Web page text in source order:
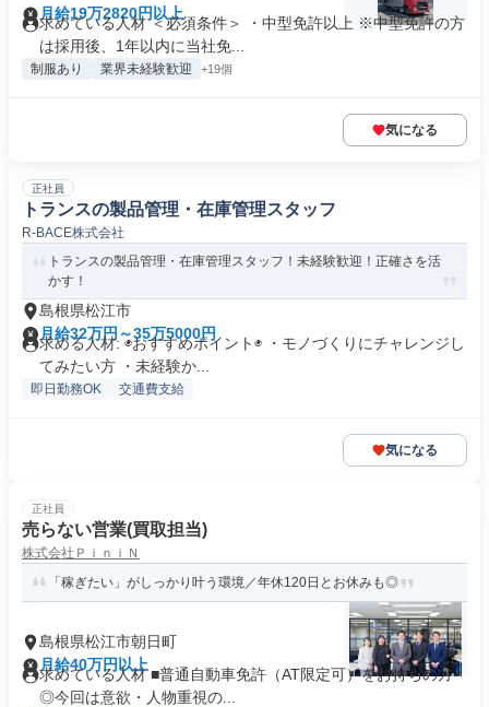
月給19万2820円以上
求めている人材 ＜必須条件＞ ・中型免許以上 ※中型免許の方
は採用後、1年以内に当社免...
制服あり 業界未経験歓迎 +19個
気になる
正社員
トランスの製品管理・在庫管理スタッフ
R-BACE株式会社
トランスの製品管理・在庫管理スタッフ！未経験歓迎！正確さを活
かす！
島根県松江市
月給32万円～35万5000円
求める人材: ◉おすすめポイント◉ ・モノづくりにチャレンジし
てみたい方 ・未経験か...
即日勤務OK 交通費支給
気になる
正社員
売らない営業(買取担当)
株式会社ＰｉｎｉＮ
「稼ぎたい」がしっかり叶う環境／年休120日とお休みも◎
島根県松江市朝日町
月給40万円以上
求めている人材 ■普通自動車免許（AT限定可）をお持ちの方
◎今回は意欲・人物重視の...